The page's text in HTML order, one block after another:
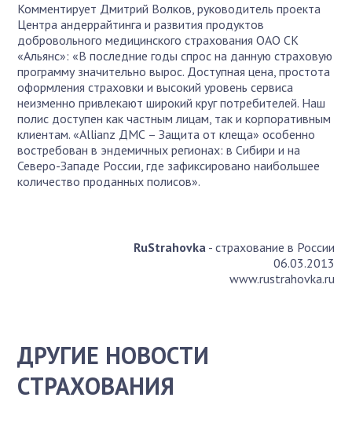
Комментирует Дмитрий Волков, руководитель проекта
Центра андеррайтинга и развития продуктов
добровольного медицинского страхования ОАО СК
«Альянс»: «В последние годы спрос на данную страховую
программу значительно вырос. Доступная цена, простота
оформления страховки и высокий уровень сервиса
неизменно привлекают широкий круг потребителей. Наш
полис доступен как частным лицам, так и корпоративным
клиентам. «Allianz ДМС – Защита от клеща» особенно
востребован в эндемичных регионах: в Сибири и на
Северо-Западе России, где зафиксировано наибольшее
количество проданных полисов».
RuStrahovka- страхование в России
06.03.2013
www.rustrahovka.ru
ДРУГИЕ НОВОСТИ
СТРАХОВАНИЯ